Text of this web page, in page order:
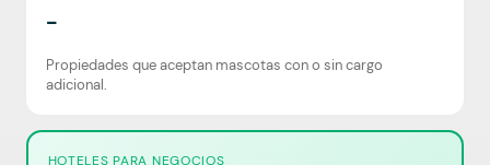
-
Propiedades que aceptan mascotas con o sin cargo
adicional.
HOTELES PARA NEGOCIOS